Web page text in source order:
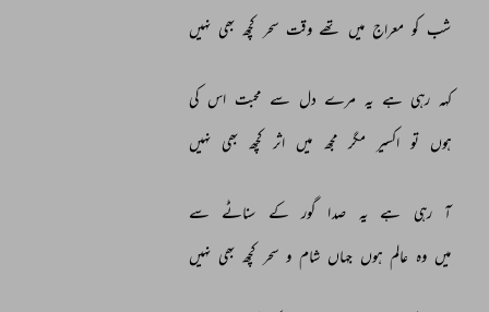
شب کو معراج میں تھے وقت سحر کچھ بھی نہیں
کہہ رہی ہے یہ مرے دل سے محبت اس کی
ہوں تو اکسیر مگر مجھ میں اثر کچھ بھی نہیں
آ رہی ہے یہ صدا گور کے سناٹے
سے
میں وہ عالم ہوں جہاں شام و سحر کچھ بھی نہیں